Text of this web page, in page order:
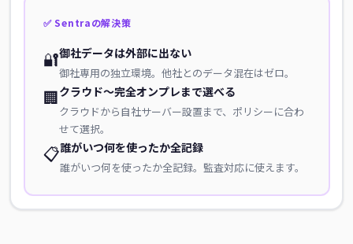
✅ Sentraの解決策
🔐御社データは外部に出ない
御社専用の独立環境。他社とのデータ混在はゼロ。
🏢クラウド〜完全オンプレまで選べる
クラウドから自社サーバー設置まで、ポリシーに合わ
せて選択。
📋誰がいつ何を使ったか全記録
誰がいつ何を使ったか全記録。監査対応に使えます。